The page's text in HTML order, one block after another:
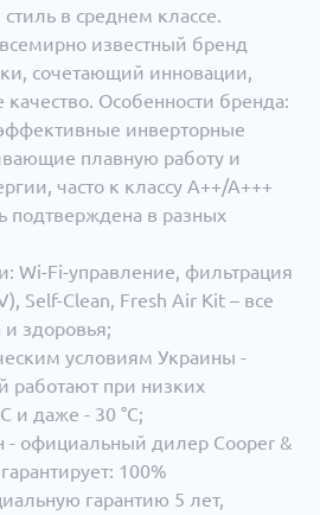
в среднем классе.
известный бренд
сочетающий инновации,
Особенности бренда:
инверторные
плавную работу и
часто к классу A++/A+++
подтверждена в разных
Wi-Fi-управление, фильтрация
Self-Clean, Fresh Air Kit – все
здоровья;
условиям Украины -
работают при низких
и даже - 30 °C;
- официальный дилер Cooper &
100%
гарантию 5 лет,